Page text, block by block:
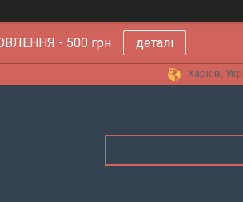
- 500 грн деталі
Харків,